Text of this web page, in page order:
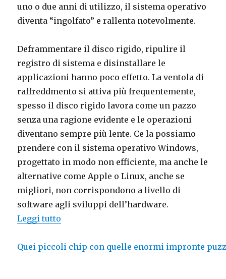
uno o due anni di utilizzo, il sistema operativo
diventa “ingolfato” e rallenta notevolmente.
Deframmentare il disco rigido, ripulire il
registro di sistema e disinstallare le
applicazioni hanno poco effetto. La ventola di
raffreddmento si attiva più frequentemente,
spesso il disco rigido lavora come un pazzo
senza una ragione evidente e le operazioni
diventano sempre più lente. Ce la possiamo
prendere con il sistema operativo Windows,
progettato in modo non efficiente, ma anche le
alternative come Apple o Linux, anche se
migliori, non corrispondono a livello di
software agli sviluppi dell’hardware.
Leggi tutto
Quei piccoli chip con quelle enormi impronte